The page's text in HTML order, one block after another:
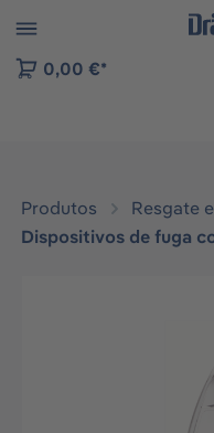
to B2B platform
0,00 €*
Produtos
Resgate
Dispositivos de fuga